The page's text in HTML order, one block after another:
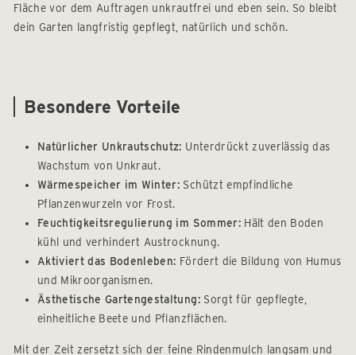
Fläche vor dem Auftragen unkrautfrei und eben sein. So bleibt
dein Garten langfristig gepflegt, natürlich und schön.
Besondere Vorteile
Natürlicher Unkrautschutz: Unterdrückt zuverlässig das
Wachstum von Unkraut.
Wärmespeicher im Winter: Schützt empfindliche
Pflanzenwurzeln vor Frost.
Feuchtigkeitsregulierung im Sommer:Hält den Boden
kühl und verhindert Austrocknung.
Aktiviert das Bodenleben: Fördert die Bildung von Humus
und Mikroorganismen.
Ästhetische Gartengestaltung:Sorgt für gepflegte,
einheitliche Beete und Pflanzflächen.
Mit der Zeit zersetzt sich der feine Rindenmulch langsam und